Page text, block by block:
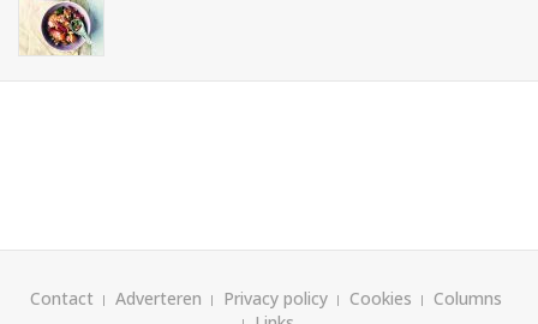
Contact Adverteren Privacy policy Cookies
Columns